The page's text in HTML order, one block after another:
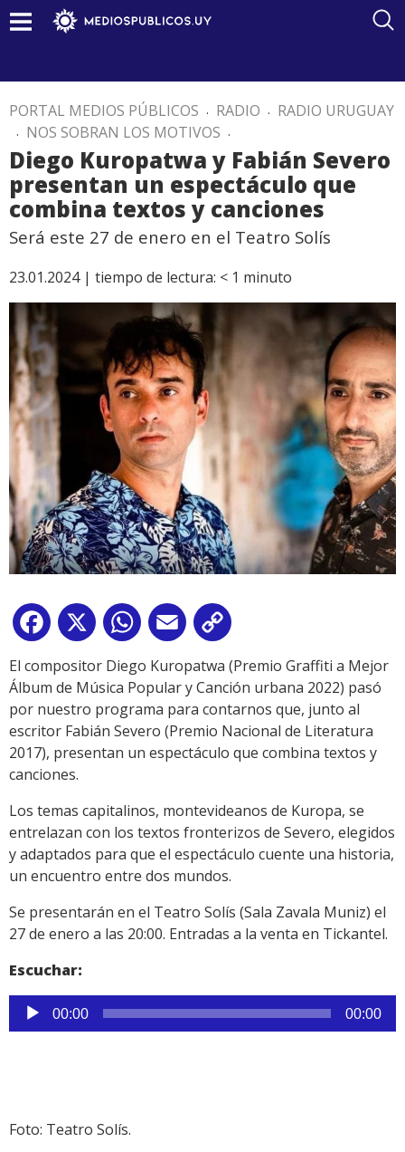
PORTAL MEDIOS PÚBLICOS . RADIO . RADIO URUGUAY
. NOS SOBRAN LOS MOTIVOS .
Diego Kuropatwa y Fabián Severo
presentan un espectáculo que
combina textos y canciones
Será este 27 de enero en el Teatro Solís
23.01.2024 | tiempo de lectura: < 1 minuto
Facebook
X WhatsApp
Email
Link
El compositor Diego Kuropatwa (Premio Graffiti a Mejor
Álbum de Música Popular y Canción urbana 2022) pasó
por nuestro programa para contarnos que, junto al
escritor Fabián Severo (Premio Nacional de Literatura
2017), presentan un espectáculo que combina textos y
canciones.
Los temas capitalinos, montevideanos de Kuropa, se
entrelazan con los textos fronterizos de Severo, elegidos
y adaptados para que el espectáculo cuente una historia,
un encuentro entre dos mundos.
Se presentarán en el Teatro Solís (Sala Zavala Muniz) el
27 de enero a las 20:00. Entradas a la venta en Tickantel.
Escuchar:
Reproductor
de
00:00 00:00
Foto: Teatro Solís.